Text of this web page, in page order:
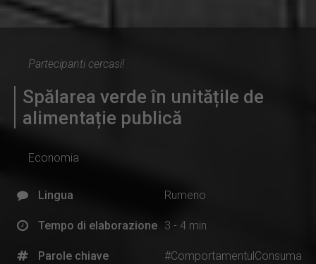
Partecipanti cercasi!
Spălarea verde în unitățile de
alimentație publică
Economia
Lingua Rumeno
Tempo di elaborazione 3 - 4 min
Parole chiave
#ComportamentulConsuma